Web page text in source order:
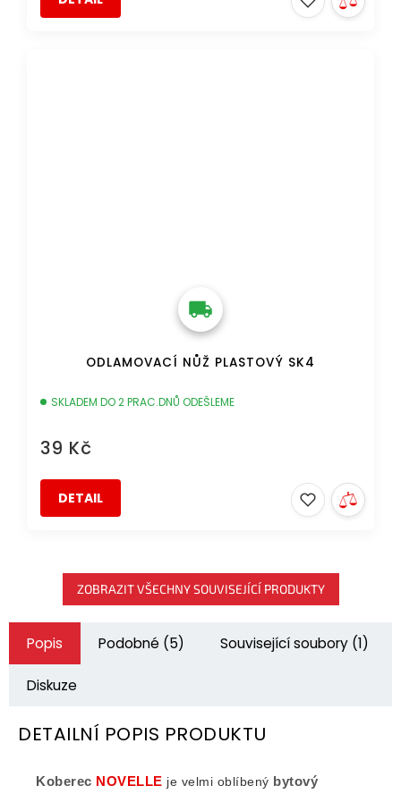
ODLAMOVACÍ NŮŽ PLASTOVÝ SK4
SKLADEM DO 2 PRAC.DNŮ ODEŠLEME
39 Kč
DETAIL
ZOBRAZIT VŠECHNY SOUVISEJÍCÍ PRODUKTY
Popis Podobné (5) Související soubory (1)
Diskuze
DETAILNÍ POPIS PRODUKTU
Koberec NOVELLE je velmi oblíbený bytový